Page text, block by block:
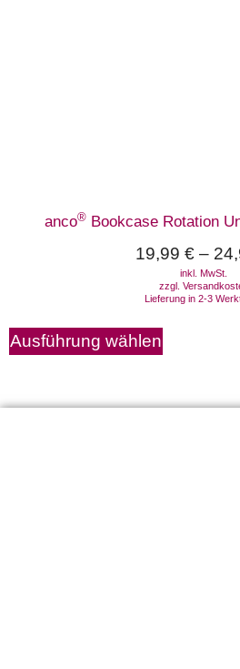
anco®Bookcase Rotation
19,99 €–
inkl. MwSt.
zzgl.
Lieferung in 2-3
Ausführung wählen